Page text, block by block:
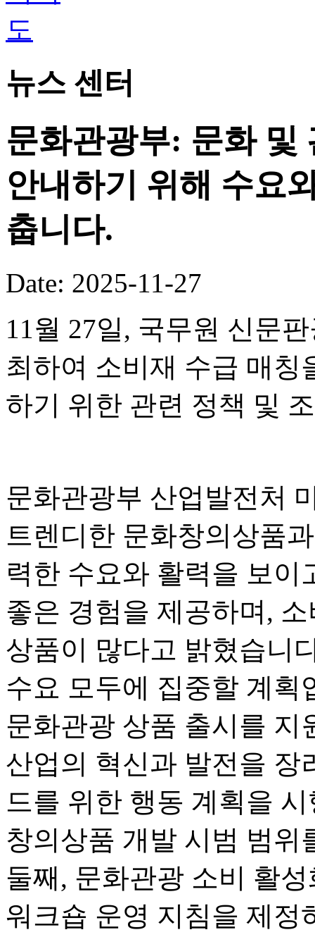
뉴스 센터
문화관광부: 문화 및
안내하기 위해 수요
춥니다.
Date: 2025-11-27
11월 27일, 국무원 신문
최하여 소비재 수급 매칭
하기 위한 관련 정책 및
문화관광부 산업발전처
트렌디한 문화창의상품
력한 수요와 활력을 보이
좋은 경험을 제공하며,
상품이 많다고 밝혔습니
수요 모두에 집중할 계획
문화관광 상품 출시를 지
산업의 혁신과 발전을 장
드를 위한 행동 계획을
창의상품 개발 시범 범위
둘째, 문화관광 소비 활
워크숍 운영 지침을 제정